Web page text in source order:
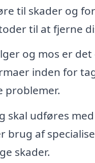
til skader og
til at fjerne
og mos er
inden for
problemer.
skal udføres
af
skader.